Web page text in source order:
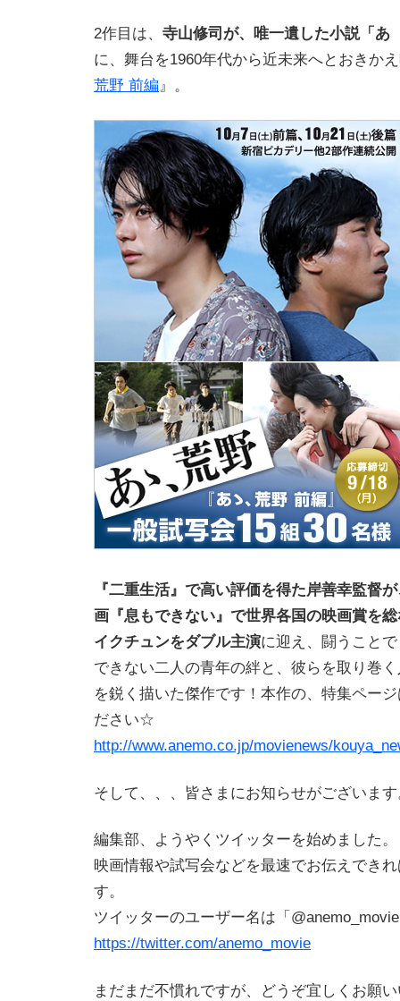
2作目は、 寺山修司が、唯一遺した小説「あ
に、舞台を1960年代から近未来へとおきか
荒野 前編』。
『二重生活』で高い評価を得た岸善幸監督
画『息もできない』で世界各国の映画賞を
イクチュンをダブル主演に迎え、闘うこと
できない二人の青年の絆と、彼らを取り巻
を鋭く描いた傑作です！本作の、特集ペー
ださい☆
http://www.anemo.co.jp/movienews/
そして、、、皆さまにお知らせがございま
編集部、ようやくツイッターを始めました。
映画情報や試写会などを最速でお伝えでき
す。
ツイッターのユーザー名は「
https://twitter.com/anemo_movie
まだまだ不慣れですが、どうぞ宜しくお願